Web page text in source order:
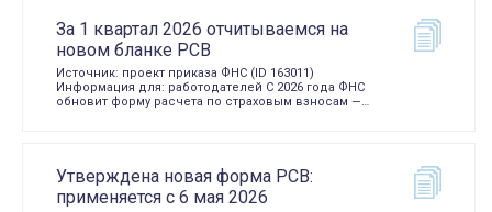
За 1 квартал 2026 отчитываемся на
новом бланке РСВ
Источник: проект приказа ФНС (ID 163011)
Информация для: работодателей С 2026 года ФНС
обновит форму расчета по страховым взносам —…
Утверждена новая форма РСВ:
применяется с 6 мая 2026